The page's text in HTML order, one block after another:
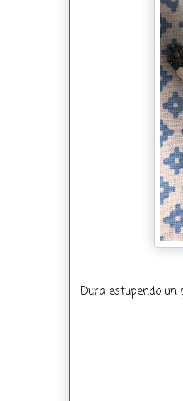
Dura estupendo un